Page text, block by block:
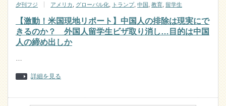
夕刊フジ
アメリカ グローバル化 トランプ, 中国 教育 留学生
【激動！米国現地リポート】中国人の排除は現実にで
きるのか？ 外国人留学生ビザ取り消し…目的は中国
人の締め出しか
…
詳細を見る